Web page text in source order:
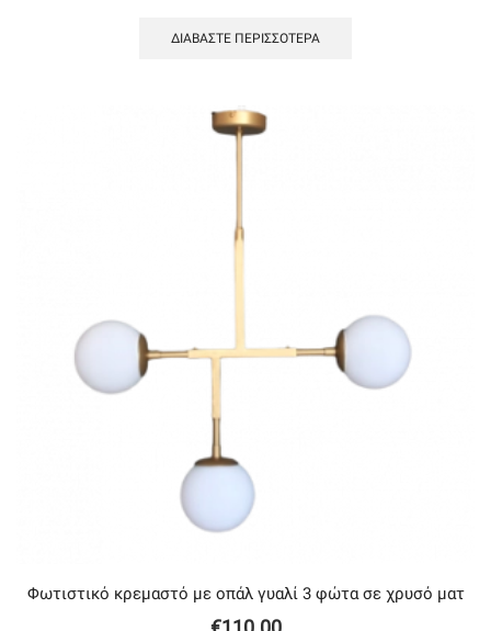
ΔΙΑΒΆΣΤΕ ΠΕΡΙΣΣΌΤΕΡΑ
Φωτιστικό κρεμαστό με oπάλ γυαλί 3 φώτα σε χρυσό ματ